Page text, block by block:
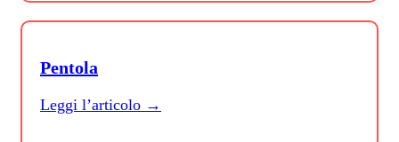
Pentola
Leggi l’articolo →